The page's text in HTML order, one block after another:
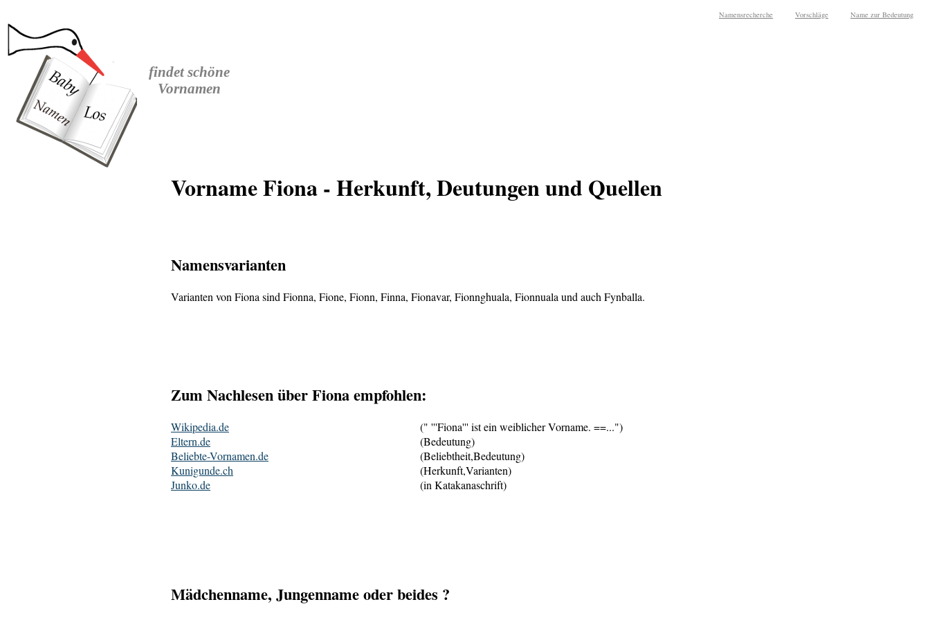
Namensrecherche Vorschläge Name zur Bedeutung
findetschöne
Vornamen
Vorname Fiona - Herkunft, Deutungen und Quellen
Namensvarianten
Varianten von Fiona sind Fionna, Fione, Fionn, Finna, Fionavar, Fionnghuala, Fionnuala und auch Fynballa.
Zum Nachlesen über Fiona empfohlen:
Wikipedia.de
(" '''Fiona''' ist ein weiblicher Vorname. ==...")
Eltern.de
(Bedeutung)
Beliebte-Vornamen.de
(Beliebtheit,Bedeutung)
Kunigunde.ch
(Herkunft,Varianten)
Junko.de
(in Katakanaschrift)
Mädchenname, Jungenname oder beides ?